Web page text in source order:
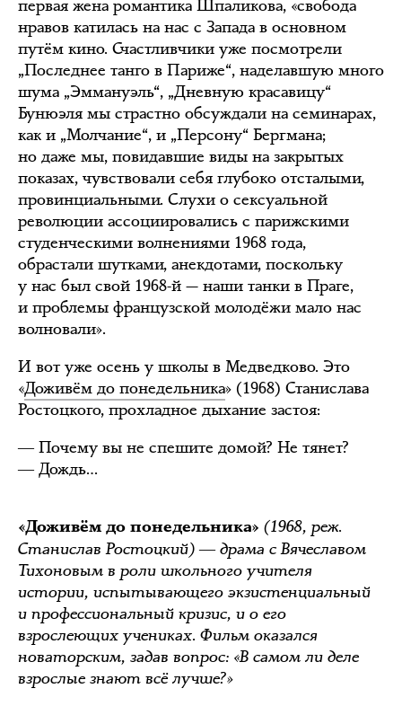
первая жена романтика Шпаликова, «свобода
нравов катилась на нас с Запада в основном
путём кино. Счастливчики уже посмотрели
„Последнее танго в Париже“, наделавшую много
шума „Эммануэль“, „Дневную красавицу“
Бунюэля мы страстно обсуждали на семинарах,
как и „Молчание“, и „Персону“ Бергмана;
но даже мы, повидавшие виды на закрытых
показах, чувствовали себя глубоко отсталыми,
провинциальными. Слухи о сексуальной
революции ассоциировались с парижскими
студенческими волнениями 1968 года,
обрастали шутками, анекдотами, поскольку
у нас был свой 1968-й — наши танки в Праге,
и проблемы французской молодёжи мало нас
волновали».
И вот уже осень у школы в Медведково. Это
«Доживём до понедельника» (1968) Станислава
Ростоцкого, прохладное дыхание застоя:
― Почему вы не спешите домой? Не тянет?
― Дождь…
«Доживём до понедельника» (1968, реж.
Станислав Ростоцкий) ― драма с Вячеславом
Тихоновым в роли школьного учителя
истории, испытывающего экзистенциальный
и профессиональный кризис, и о его
взрослеющих учениках. Фильм оказался
новаторским, задав вопрос: «В самом ли деле
взрослые знают всё лучше?»